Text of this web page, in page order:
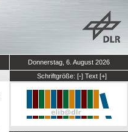
Donnerstag, 6. August 2026
Schriftgröße: [-] Text [+]